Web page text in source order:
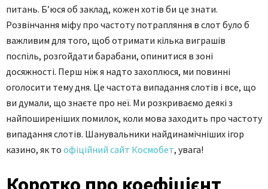
питань. Б’юся об заклад, кожен хотів би це знати.
Розвінчання міфу про частоту потрапляння в слот було б
важливим для того, щоб отримати кілька виграшів
поспіль, розгойдати барабани, опинитися в зоні
досяжності. Перш ніж я надто захоплюся, ми повинні
оголосити тему дня. Це частота випадання слотів і все, що
ви думали, що знаєте про неї. Ми розкриваємо деякі з
найпоширеніших помилок, коли мова заходить про частоту
випадання слотів. Шанувальники найдинамічніших ігор
казино, як то oфіційний сайт Космобет, увага!